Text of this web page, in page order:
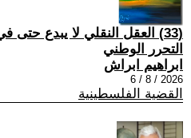
(33) العقل النقلي لا يبدع
التحرر الوطني
ابراهيم ابراش
2026 / 8 / 6
القضية الفلسطينية